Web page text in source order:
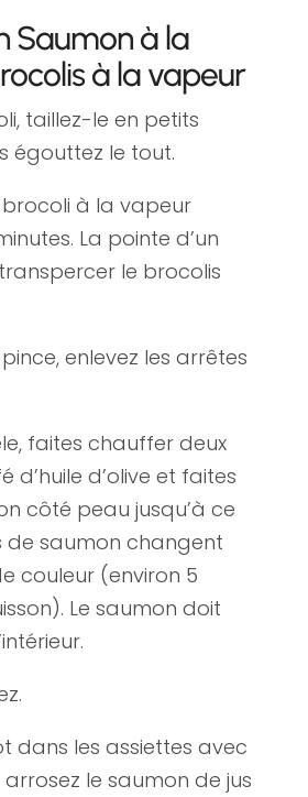
Saumon à la
à la vapeur
taillez-le en petits
égouttez le tout.
brocoli à la vapeur
La pointe d’un
le brocolis
pince, enlevez les arrêtes
faites chauffer deux
d’huile d’olive et faites
côté peau jusqu’à ce
de saumon changent
couleur (environ 5
Le saumon doit
dans les assiettes avec
le saumon de jus